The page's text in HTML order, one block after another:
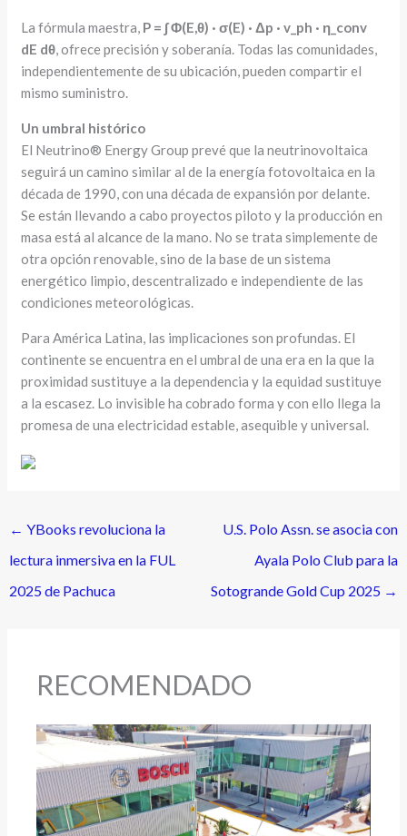
La fórmula maestra, P = ∫ Φ(E,θ) · σ(E) · Δp · v_ph · η_conv
dE dθ, ofrece precisión y soberanía. Todas las comunidades,
independientemente de su ubicación, pueden compartir el
mismo suministro.
Un umbral histórico
El Neutrino® Energy Group prevé que la neutrinovoltaica
seguirá un camino similar al de la energía fotovoltaica en la
década de 1990, con una década de expansión por delante.
Se están llevando a cabo proyectos piloto y la producción en
masa está al alcance de la mano. No se trata simplemente de
otra opción renovable, sino de la base de un sistema
energético limpio, descentralizado e independiente de las
condiciones meteorológicas.
Para América Latina, las implicaciones son profundas. El
continente se encuentra en el umbral de una era en la que la
proximidad sustituye a la dependencia y la equidad sustituye
a la escasez. Lo invisible ha cobrado forma y con ello llega la
promesa de una electricidad estable, asequible y universal.
← YBooks revoluciona la
lectura inmersiva en la FUL
2025 de Pachuca
U.S. Polo Assn. se asocia con
Ayala Polo Club para la
Sotogrande Gold Cup 2025 →
RECOMENDADO